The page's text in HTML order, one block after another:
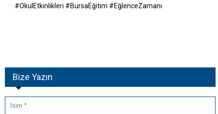
#OkulEtkinlikleri #BursaEğitim #EğlenceZamanı
Bize Yazın